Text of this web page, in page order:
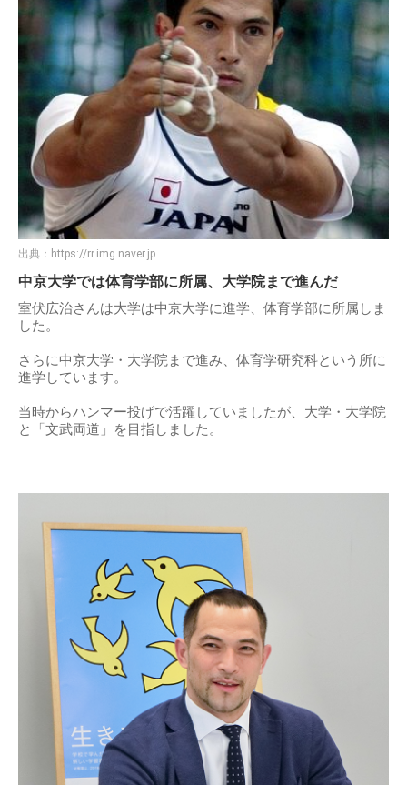
出典： https://rr.img.naver.jp
中京大学では体育学部に所属、大学院まで進んだ
室伏広治さんは大学は中京大学に進学、体育学部に所属しま
した。
さらに中京大学・大学院まで進み、体育学研究科という所に
進学しています。
当時からハンマー投げで活躍していましたが、大学・大学院
と「文武両道」を目指しました。